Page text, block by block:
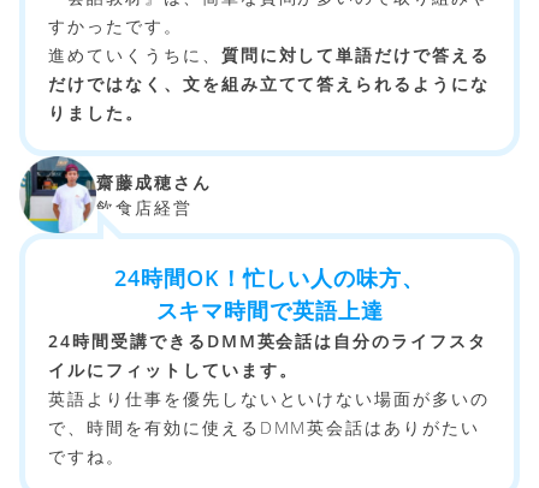
すかったです。
進めていくうちに、 質問に対して単語だけで答える
だけではなく、文を組み立てて答えられるようにな
りました。
齋藤成穂さん
飲食店経営
24時間OK！忙しい人の味方、
スキマ時間で英語上達
24時間受講できるDMM英会話は自分のライフスタ
イルにフィットしています。
英語より仕事を優先しないといけない場面が多いの
で、時間を有効に使えるDMM英会話はありがたい
ですね。